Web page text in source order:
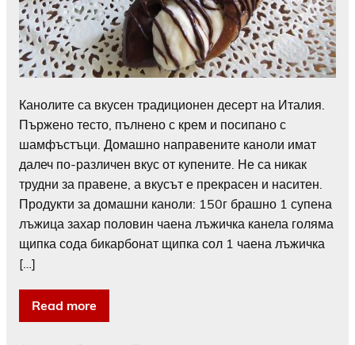
Канолите са вкусен традиционен десерт на Италия.
Пържено тесто, пълнено с крем и посипано с
шамфъстъци. Домашно направените каноли имат
далеч по-различен вкус от купените. Не са никак
трудни за правене, а вкусът е прекрасен и наситен.
Продукти за домашни каноли: 150г брашно 1 супена
лъжица захар половин чаена лъжичка канела голяма
щипка сода бикарбонат щипка сол 1 чаена лъжичка
[…]
Read more